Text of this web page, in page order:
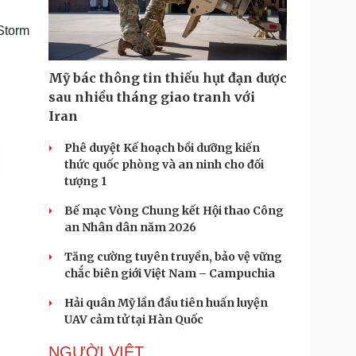
nhân
Vì cộng đồng
Tin Công nghệ
Trải nghiệm
Chuyển đổi số
Podcast
Câu chuyện thời sự
Cửa sổ tình yêu
Kể chuyện cho bé
Hạt giống tâm hồn
Mỹ bác thông tin thiếu hụt đạn dược
sau nhiều tháng giao tranh với
Iran
Phê duyệt Kế hoạch bồi dưỡng kiến
thức quốc phòng và an ninh cho đối
tượng 1
Bế mạc Vòng Chung kết Hội thao Công
an Nhân dân năm 2026
Tăng cường tuyên truyền, bảo vệ vững
chắc biên giới Việt Nam – Campuchia
Hải quân Mỹ lần đầu tiên huấn luyện
UAV cảm tử tại Hàn Quốc
NGƯỜI VIỆT